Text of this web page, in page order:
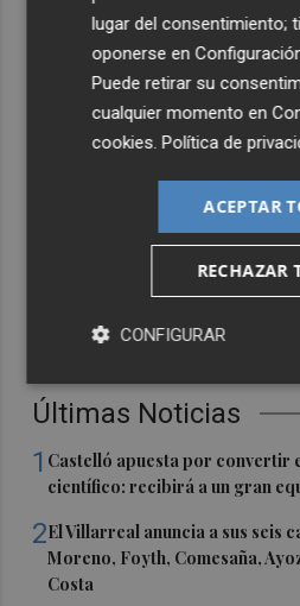
Últimas Noticias
1 Castelló apuesta por convertir
científico: recibirá a un gran
2El Villarreal anuncia a sus seis
Moreno, Foyth, Comesaña,
Costa
lugar del consentimiento;
oponerse en
Puede retirar su
cualquier momento en
cookies.Política de
ACEPTAR
RECHAZAR
CONFIGURAR